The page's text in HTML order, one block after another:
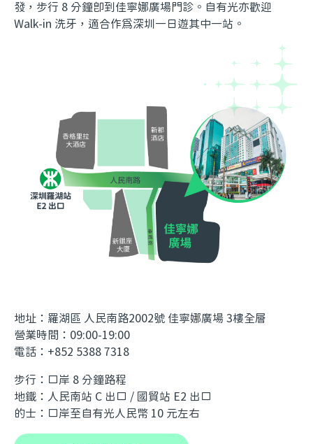
發，步行 8 分鐘即到佳寧娜廣場門診。自有光亦歡迎
Walk-in 洗牙，適合作為深圳一日遊其中一站。
地址：羅湖區 人民南路2002號 佳寧娜廣場 3樓全層
營業時間：09:00-19:00
電話：+852 5388 7318
步行：口岸 8 分鐘路程
地鐵：人民南站 C 出口 / 國貿站 E2 出口
的士：口岸至自有光人民幣 10 元左右